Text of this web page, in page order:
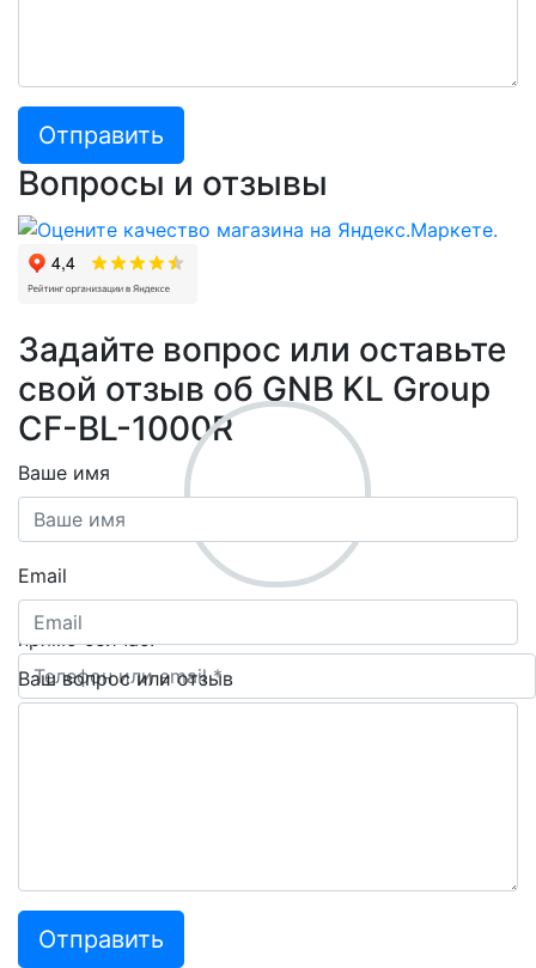
Помогу подобрать оборудование под ваши нужды
прямо сейчас!
Ваш телефон *
Отправить
Вопросы и отзывы
Задайте вопрос или оставьте
свой отзыв об GNB KL Group
CF-BL-1000R
Ваше имя
Email
Ваш вопрос или отзыв
Отправить